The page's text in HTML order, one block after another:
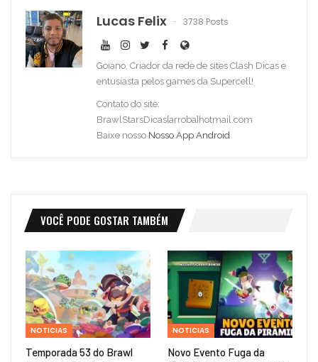
Lucas Felix 3738 Posts
Goiano, Criador da rede de sites Clash Dicas e
entusiasta pelos games da Supercell!
Contato do site:
BrawlStarsDicas[arroba]hotmail.com
Baixe nosso Nosso App Android
VOCÊ PODE GOSTAR TAMBÉM
NOTICIAS
Temporada 53 do Brawl
NOTICIAS
Novo Evento Fuga da